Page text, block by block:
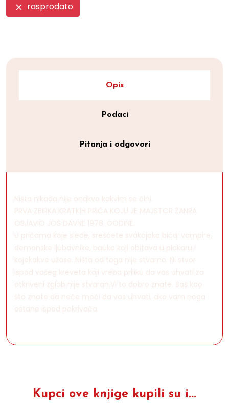
rasprodato
Opis
Podaci
Pitanja i odgovori
Ništa nikada nije onakvo kakvim se čini.
PRVA ZBIRKA KRATKIH PRIČA KOJU JE MAJSTOR ŽANRA
OBJAVIO JOŠ DAVNE 1978. GODINE.
U pričama koje slede, srešćete svakojaka bića: vampire,
demonske ljubavnike, bauka koji obitava u plakaru i
kojekakve užase. Ništa od toga nije stvarno. Ni stvor
ispod vašeg kreveta koji vreba priliku da vas uhvati za
otkriveni zglob nije stvaran.Vi to dobro znate. Baš kao
što znate da neće moći da vas uhvati, ako vam noga
ostane ispod pokrivača.
Kupci ove knjige kupili su i...